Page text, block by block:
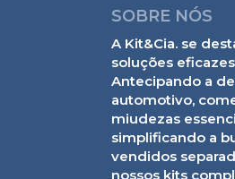
SOBRE NÓS
A Kit&Cia. se
soluções
Antecipando a
automotivo,
miudezas
simplificando a
vendidos
nossos kits